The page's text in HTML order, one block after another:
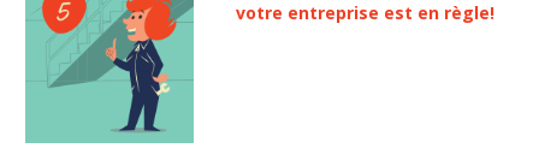
votre entreprise est en règle!